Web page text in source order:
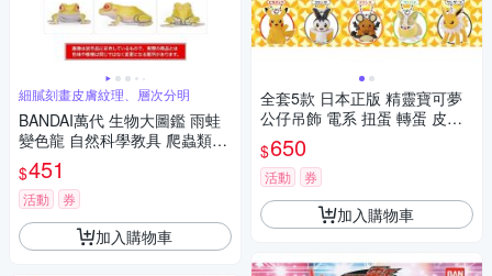
細膩刻畫皮膚紋理、層次分明
BANDAI萬代 生物大圖鑑 雨蛙
變色龍 自然科學教具 爬蟲類模
$451
活動 券
加入購物車
全套5款 日本正版 精靈寶可夢
公仔吊飾 電系 扭蛋 轉蛋 皮卡
丘 電飛鼠 咚咚鼠 來電汪 雷伊
布 神奇寶貝 BANDAI 萬代 - 81
0466
$650
活動 券
加入購物車